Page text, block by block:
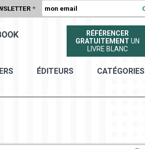
*
RÉFÉRENCER
GRATUITEMENT UN
LIVRE BLANC
ÉDITEURS CATÉGORIES